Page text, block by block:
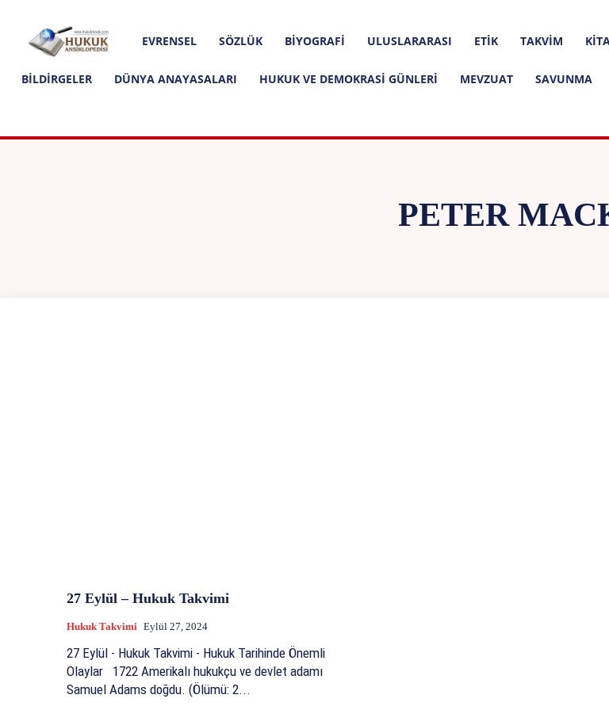
Hukuk
Ansiklopedisi
EVRENSEL SÖZLÜK BIYOGRAFI ULUSLARARASI ETIK TAKVIM
BILDIRGELER DÜNYA ANAYASALARI HUKUK VE DEMOKRASI GÜNLERI MEVZUAT SAVUNMA
PETER
27 Eylül – Hukuk Takvimi
Hukuk Takvimi Eylül 27, 2024
27 Eylül - Hukuk Takvimi - Hukuk Tarihinde Önemli
Olaylar 1722 Amerikalı hukukçu ve devlet adamı
Samuel Adams doğdu. (Ölümü: 2...